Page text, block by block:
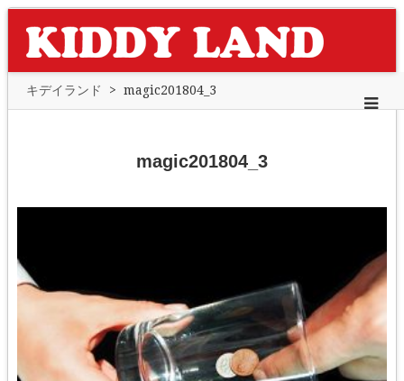
キデイランド > magic201804_3
magic201804_3